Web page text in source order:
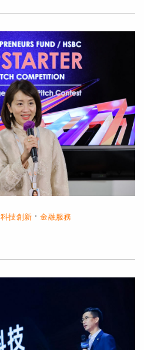
科技創新·金融服務